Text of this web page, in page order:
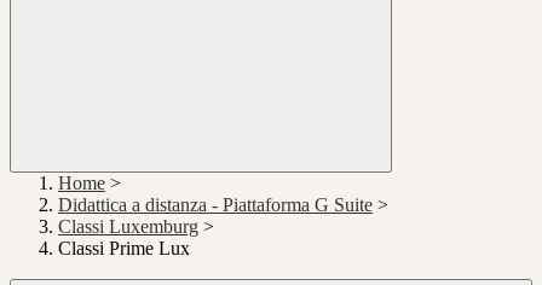
Home >
Didattica a distanza - Piattaforma G Suite >
Classi Luxemburg >
Classi Prime Lux